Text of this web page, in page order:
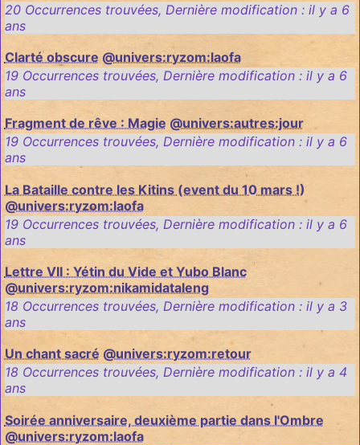
20 Occurrences trouvées, Dernière modification : il y a 6
ans
Clarté obscure @univers:ryzom:laofa
19 Occurrences trouvées, Dernière modification : il y a 6
ans
Fragment de rêve : Magie @univers:autres:jour
19 Occurrences trouvées, Dernière modification : il y a 6
ans
La Bataille contre les Kitins (event du 10 mars !)
@univers:ryzom:laofa
19 Occurrences trouvées, Dernière modification : il y a 6
ans
Lettre VII : Yétin du Vide et Yubo Blanc
@univers:ryzom:nikamidataleng
18 Occurrences trouvées, Dernière modification : il y a 3
ans
Un chant sacré @univers:ryzom:retour
18 Occurrences trouvées, Dernière modification : il y a 4
ans
Soirée anniversaire, deuxième partie dans l'Ombre
@univers:ryzom:laofa